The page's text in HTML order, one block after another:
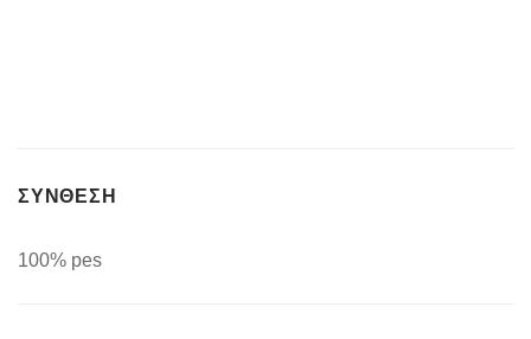
ΣΥΝΘΕΣΗ
100% pes